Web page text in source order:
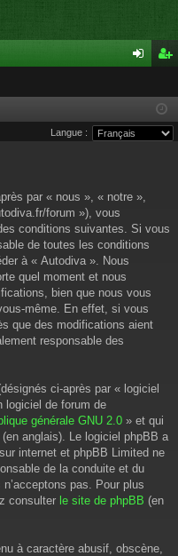
cri
pti
Langue :
par « nous », « notre »,
forum »), vous
conditions suivantes. Si vous
de toutes les conditions
à « Autodiva ». Nous
quel moment et nous
bien que nous vous
même. En effet, si vous
que des modifications aient
responsable des
ci-après par « logiciel
logiciel de forum de
générale GNU 2.0 » et qui
(en anglais). Le logiciel phpBB a
internet et phpBB Limited ne
de la conduite et du
pas. Pour plus
consulter le site de phpBB (en
à caractère abusif, obscène,